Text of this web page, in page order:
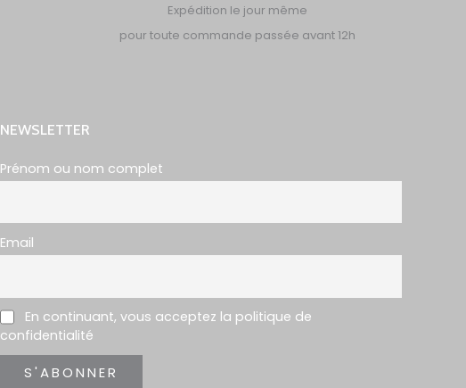
Expédition le jour même
pour toute commande passée avant 12h
NEWSLETTER
Prénom ou nom complet
Email
En continuant, vous acceptez la politique de
confidentialité